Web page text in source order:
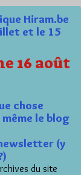
Hiram.be
et le 15
16 août
chose
le blog
(y
du site